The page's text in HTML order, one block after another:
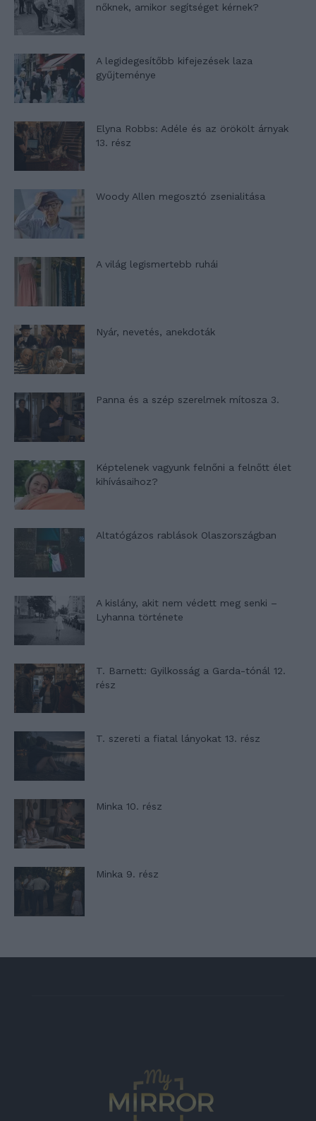
nőknek, amikor segítséget kérnek?
A legidegesítőbb kifejezések laza
gyűjteménye
Elyna Robbs: Adéle és az örökölt árnyak
13. rész
Woody Allen megosztó zsenialitása
A világ legismertebb ruhái
Nyár, nevetés, anekdoták
Panna és a szép szerelmek mítosza 3.
Képtelenek vagyunk felnőni a felnőtt élet
kihívásaihoz?
Altatógázos rablások Olaszországban
A kislány, akit nem védett meg senki –
Lyhanna története
T. Barnett: Gyilkosság a Garda-tónál 12.
rész
T. szereti a fiatal lányokat 13. rész
Minka 10. rész
Minka 9. rész